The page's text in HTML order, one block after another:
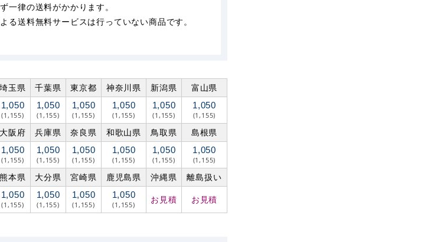
一律の送料がかかります。
る送料無料サービスは行っていない商品です。
埼玉県 千葉県 東京都 神奈川県 新潟県 富山県
1,050
(1,155)
1,050
(1,155)
1,050
(1,155)
1,050
(1,155)
1,050
(1,155)
1,050
(1,155)
大阪府 兵庫県 奈良県 和歌山県 鳥取県 島根県
1,050
(1,155)
1,050
(1,155)
1,050
(1,155)
1,050
(1,155)
1,050
(1,155)
1,050
(1,155)
熊本県 大分県 宮崎県 鹿児島県 沖縄県 離島扱い
1,050
(1,155)
1,050
(1,155)
1,050
(1,155)
1,050
(1,155) お見積 お見積